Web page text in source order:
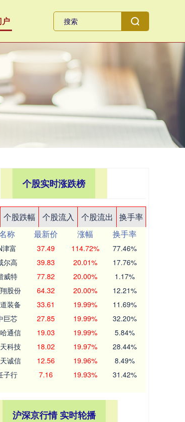
户
个股实时涨跌榜
个股跌幅 个股流入 个股流出
换手率
称 最新价 涨幅
换手率
津富 37.49 114.72% 77.46%
尔高 39.83 20.01% 17.76%
威特 77.82 20.00% 1.17%
股份 64.32 20.00% 12.21%
装备 33.61 19.99% 11.69%
巨芯 27.85 19.99% 32.20%
通信 19.03 19.99% 5.84%
科技 18.02 19.97% 28.44%
诚信 12.56 19.96% 8.49%
子行 7.16 19.93% 31.42%
沪深京行情 实时轮播